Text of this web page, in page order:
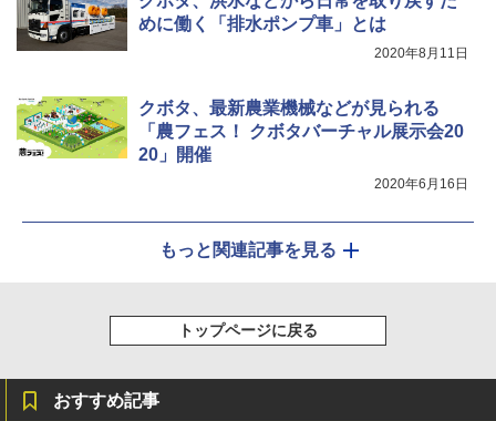
めに働く「排水ポンプ車」とは
2020年8月11日
クボタ、最新農業機械などが見られる
「農フェス！ クボタバーチャル展示会20
20」開催
2020年6月16日
もっと関連記事を見る
トップページに戻る
おすすめ記事